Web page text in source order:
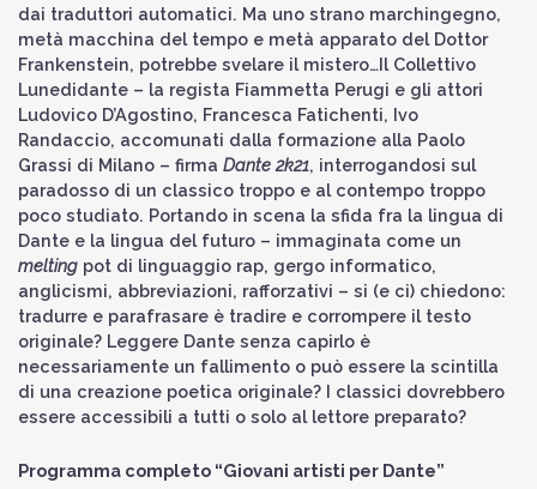
dai traduttori automatici. Ma uno strano marchingegno,
metà macchina del tempo e metà apparato del Dottor
Frankenstein, potrebbe svelare il mistero…Il Collettivo
Lunedidante – la regista Fiammetta Perugi e gli attori
Ludovico D’Agostino, Francesca Fatichenti, Ivo
Randaccio, accomunati dalla formazione alla Paolo
Grassi di Milano – firma Dante 2k21, interrogandosi sul
paradosso di un classico troppo e al contempo troppo
poco studiato. Portando in scena la sfida fra la lingua di
Dante e la lingua del futuro – immaginata come un
melting pot di linguaggio rap, gergo informatico,
anglicismi, abbreviazioni, rafforzativi – si (e ci) chiedono:
tradurre e parafrasare è tradire e corrompere il testo
originale? Leggere Dante senza capirlo è
necessariamente un fallimento o può essere la scintilla
di una creazione poetica originale? I classici dovrebbero
essere accessibili a tutti o solo al lettore preparato?
Programma completo “Giovani artisti per Dante”